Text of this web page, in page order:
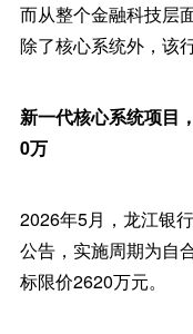
而从整个金融科技层
除了核心系统外，该
新一代核心系统项目
0万
2026年5月，龙江银
公告，实施周期为自
标限价2620万元。